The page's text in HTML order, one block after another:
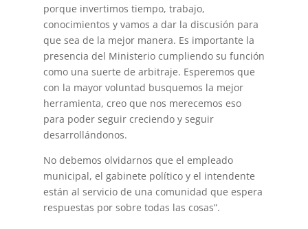
porque invertimos tiempo, trabajo,
conocimientos y vamos a dar la discusión para
que sea de la mejor manera. Es importante la
presencia del Ministerio cumpliendo su función
como una suerte de arbitraje. Esperemos que
con la mayor voluntad busquemos la mejor
herramienta, creo que nos merecemos eso
para poder seguir creciendo y seguir
desarrollándonos.
No debemos olvidarnos que el empleado
municipal, el gabinete político y el intendente
están al servicio de una comunidad que espera
respuestas por sobre todas las cosas”.